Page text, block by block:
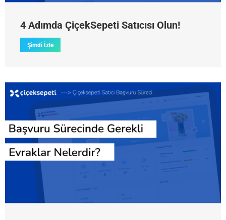
4 Adımda ÇiçekSepeti Satıcısı Olun!
Şimdi İzle